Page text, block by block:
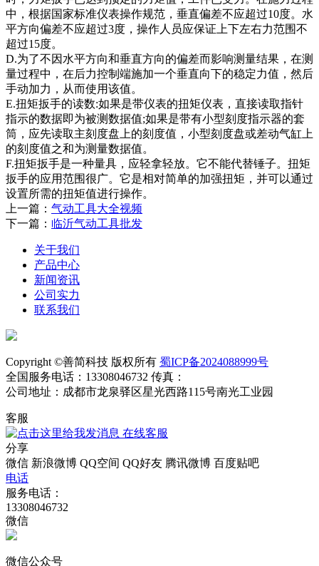
中，根据国家标准仪表操作规范，垂直偏差不应超过10度。水
平方向偏差不应超过3度，操作人员应保证上下左右力范围不
超过15度。
D.为了不因水平方向和垂直方向的偏差而影响测量结果，在测
量过程中，在后力控制端施加一个垂直向下的稳定力值，然后
手动加力，从而使用该值。
E.扭矩扳手的读数:如果是带仪表的扭矩仪表，直接读取指针
指示的数据即为被测数据值;如果是带有小型刻度指示器的套
筒，应先读取主刻度盘上的刻度值，小型刻度盘或差动气缸上
的刻度值之和为测量数据值。
F.扭矩扳手是一种量具，应轻拿轻放。它不能代替锤子。扭矩
扳手的应用范围很广。它是相对简单的加强扭矩，并可以通过
设置所需的扭矩值进行操作。
上一篇： 气动工具大全视频
下一篇： 临沂气动工具批发
关于我们
产品中心
新闻资讯
公司实力
联系我们
Copyright ©善简科技 版权所有 蜀ICP备2024088999号
全国服务电话：13308046732 传真：
公司地址：成都市龙泉驿区星光西路115号南光工业园
客服
在线客服
分享
微信 新浪微博 QQ空间 QQ好友 腾讯微博 百度贴吧
电话
服务电话：
13308046732
微信
微信公众号